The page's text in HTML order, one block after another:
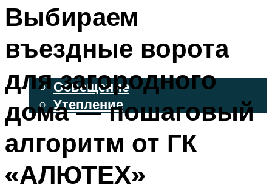
ФАСАДНЫЙ САЙДИНГ
ОСВЕЩЕНИЕ И УТЕПЛЕНИЕ
Освещение
Утепление
МЕНЮ
Выбираем
въездные ворота
для загородного
дома — пошаговый
алгоритм от ГК
«АЛЮТЕХ»